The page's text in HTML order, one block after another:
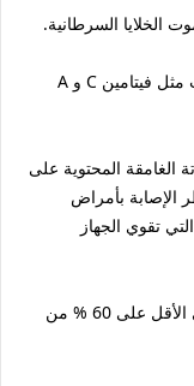
الخلايا السرطانية.
● البروكسل يحتوي كذلك على ألياف وفيتامينات مثل فيتامين C و A
الغامقة المحتوية على
الإصابة بأمراض
تقوي الجهاز
■ ابحث عن الشيكولاتة الداكنة التي تحتوي على الأقل على 60 % من